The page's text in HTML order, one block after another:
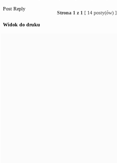
Post Reply
Strona 1 z 1 [ 14 posty(ów) ]
Widok do druku